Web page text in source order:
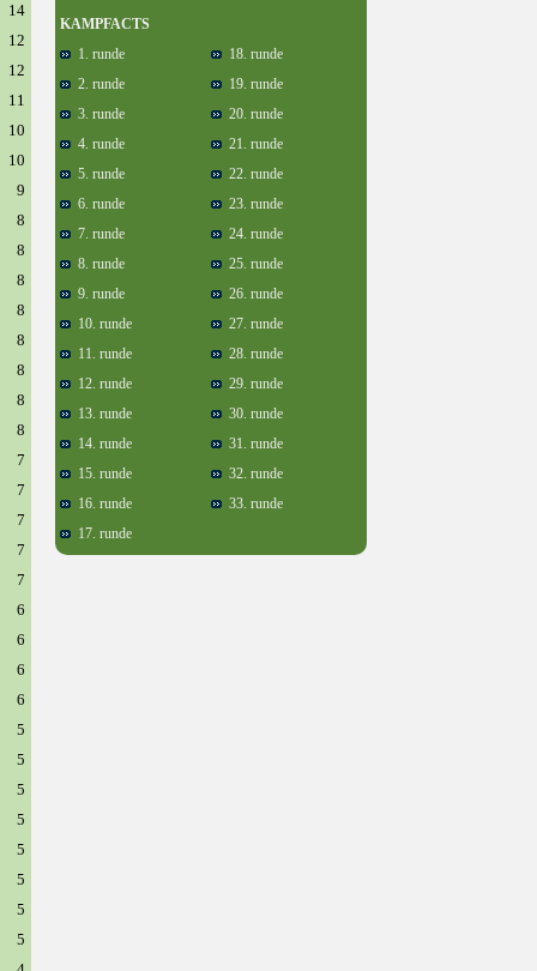
14
12
12
11
10
10
9
8
8
8
8
8
8
8
8
7
7
7
7
7
6
6
6
6
5
5
5
5
5
5
5
5
KAMPFACTS
1. runde
18. runde
2. runde
19. runde
3. runde
20. runde
4. runde
21. runde
5. runde
22. runde
6. runde
23. runde
7. runde
24. runde
8. runde
25. runde
9. runde
26. runde
10. runde
27. runde
11. runde
28. runde
12. runde
29. runde
13. runde
30. runde
14. runde
31. runde
15. runde
32. runde
16. runde
33. runde
17. runde